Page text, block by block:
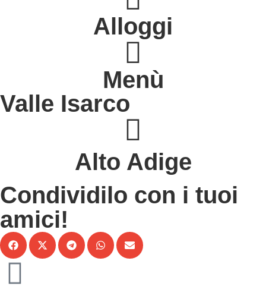
Alloggi
Menù
Valle Isarco
Alto Adige
Condividilo con i tuoi
amici!